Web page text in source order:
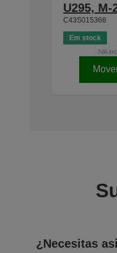
U295, M-
C43S015366
Em stock
IVA
¿Necesitas